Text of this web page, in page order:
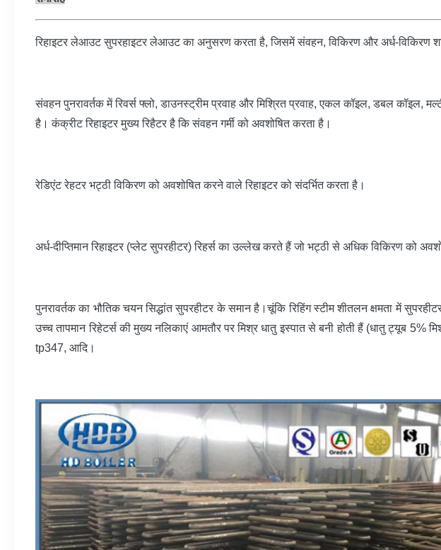
रिहाइटर लेआउट सुपरहाइटर लेआउट का अनुसरण करता है, जिसमें संवहन, विकिरण और अर्ध-विकिरण
संवहन पुनरावर्तक में रिवर्स फ्लो, डाउनस्ट्रीम प्रवाह और मिश्रित प्रवाह, एकल कॉइल, डबल कॉइल,
है। कंक्रीट रिहाइटर मुख्य रिहैटर है कि संवहन गर्मी को अवशोषित करता है।
रेडिएंट रेहटर भट्ठी विकिरण को अवशोषित करने वाले रिहाइटर को संदर्भित करता है।
अर्ध-दीप्तिमान रिहाइटर (प्लेट सुपरहीटर) रिहर्स का उल्लेख करते हैं जो भट्ठी से अधिक विकिरण को
पुनरावर्तक का भौतिक चयन सिद्धांत सुपरहीटर के समान है।चूंकि रिहिंग स्टीम शीतलन क्षमता में
उच्च तापमान रिहेटर्स की मुख्य नलिकाएं आमतौर पर मिश्र धातु इस्पात से बनी होती हैं (धातु ट्यूब
tp347, आदि।